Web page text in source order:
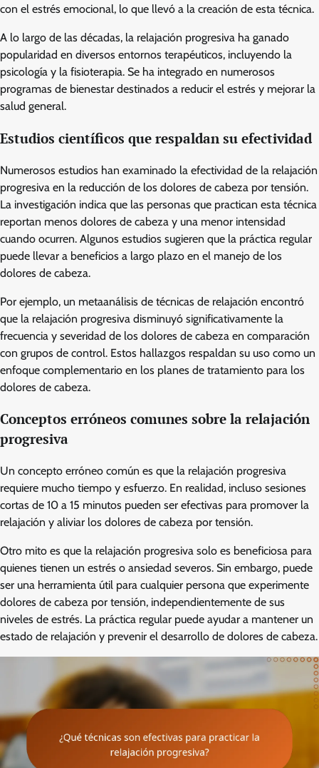
con el estrés emocional, lo que llevó a la creación de esta técnica.
A lo largo de las décadas, la relajación progresiva ha ganado
popularidad en diversos entornos terapéuticos, incluyendo la
psicología y la fisioterapia. Se ha integrado en numerosos
programas de bienestar destinados a reducir el estrés y mejorar la
salud general.
Estudios científicos que respaldan su efectividad
Numerosos estudios han examinado la efectividad de la relajación
progresiva en la reducción de los dolores de cabeza por tensión.
La investigación indica que las personas que practican esta técnica
reportan menos dolores de cabeza y una menor intensidad
cuando ocurren. Algunos estudios sugieren que la práctica regular
puede llevar a beneficios a largo plazo en el manejo de los
dolores de cabeza.
Por ejemplo, un metaanálisis de técnicas de relajación encontró
que la relajación progresiva disminuyó significativamente la
frecuencia y severidad de los dolores de cabeza en comparación
con grupos de control. Estos hallazgos respaldan su uso como un
enfoque complementario en los planes de tratamiento para los
dolores de cabeza.
Conceptos erróneos comunes sobre la relajación
progresiva
Un concepto erróneo común es que la relajación progresiva
requiere mucho tiempo y esfuerzo. En realidad, incluso sesiones
cortas de 10 a 15 minutos pueden ser efectivas para promover la
relajación y aliviar los dolores de cabeza por tensión.
Otro mito es que la relajación progresiva solo es beneficiosa para
quienes tienen un estrés o ansiedad severos. Sin embargo, puede
ser una herramienta útil para cualquier persona que experimente
dolores de cabeza por tensión, independientemente de sus
niveles de estrés. La práctica regular puede ayudar a mantener un
estado de relajación y prevenir el desarrollo de dolores de cabeza.